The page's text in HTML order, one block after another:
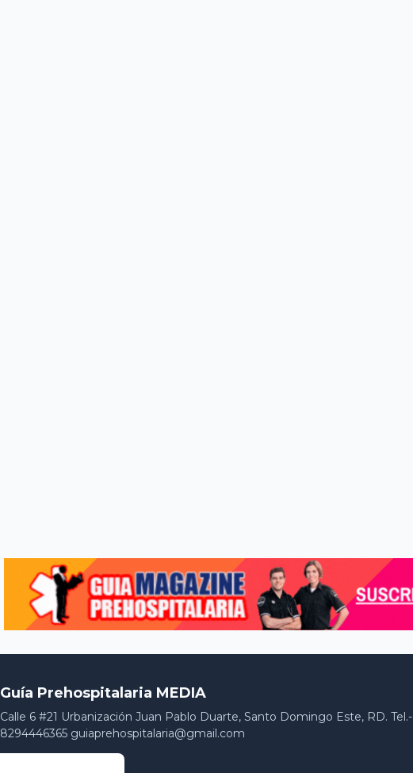
Guía Prehospitalaria MEDIA
Calle 6 #21 Urbanización Juan Pablo Duarte, Santo Domingo Este, RD. Tel.-
8294446365 guiaprehospitalaria@gmail.com